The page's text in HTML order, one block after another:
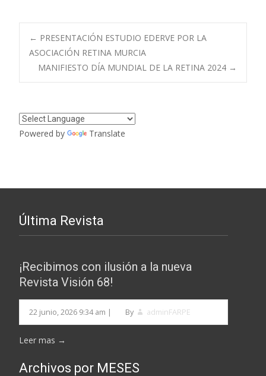
Navegación
de
entradas
← PRESENTACIÓN ESTUDIO EDERVE POR LA
ASOCIACIÓN RETINA MURCIA
MANIFIESTO DÍA MUNDIAL DE LA RETINA 2024 →
Powered by Translate
Última Revista
¡Recibimos con ilusión a la nueva
Revista Visión 68!
22 junio, 2026 9:34 am | By adminFARPE
Leer mas →
Archivos por MESES